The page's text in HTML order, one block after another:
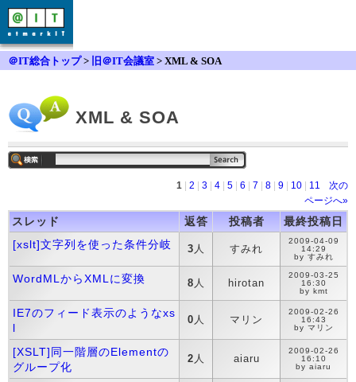
＠IT総合トップ> 旧＠IT会議室 > XML & SOA
XML & SOA
1 2 3 4 5 6 7 8 9 10 11
次の
ページへ»
スレッド 返答 投稿者
最終投稿日
[xslt]文字列を使った条件分岐
3 人 すみれ
2009-04-09
14:29
by すみれ
WordMLからXMLに変換 8 人 hirotan
2009-03-25
16:30
by kmt
IE7のフィード表示のようなxs
l
0 人 マリン
2009-02-26
16:43
by マリン
[XSLT]同一階層のElementの
グループ化
2 人 aiaru
2009-02-26
16:10
by aiaru